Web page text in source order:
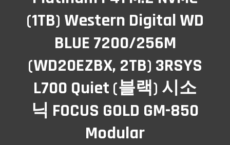
(1TB) Western Digital WD
BLUE 7200/256M
(WD20EZBX, 2TB) 3RSYS
L700 Quiet (블랙) 시소
닉 FOCUS GOLD GM-850
Modular